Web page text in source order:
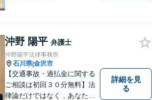
沖野 陽平 弁護士
沖野陽平法律事務所
石川県|金沢市
【交通事故・過払金に関する
ご相談は初回３０分無料】法
律論だけではなく，あなたの
詳細を見
る